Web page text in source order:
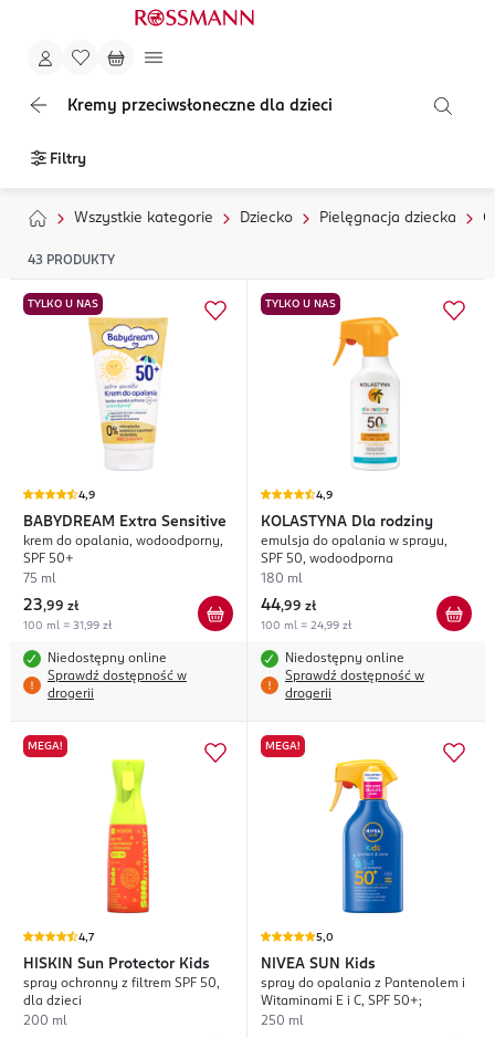
Kremy przeciwsłoneczne dla dzieci
Filtry
Wszystkie kategorie Dziecko Pielęgnacja dziecka
43 PRODUKTY
TYLKO U NAS
4,9
BABYDREAM Extra Sensitive
krem do opalania, wodoodporny,
SPF 50+
75 ml
23,99 zł
100 ml = 31,99 zł
Niedostępny online
Sprawdź dostępność w
drogerii
TYLKO U NAS
4,9
KOLASTYNA Dla rodziny
emulsja do opalania w sprayu,
SPF 50, wodoodporna
180 ml
44,99 zł
100 ml = 24,99 zł
Niedostępny online
Sprawdź dostępność w
drogerii
MEGA!
4,7
HISKIN Sun Protector Kids
spray ochronny z filtrem SPF 50,
dla dzieci
200 ml
MEGA!
5,0
NIVEA SUN Kids
spray do opalania z Pantenolem i
Witaminami E i C, SPF 50+;
250 ml